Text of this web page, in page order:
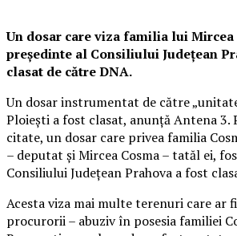
Un dosar care viza familia lui Mircea
preşedinte al Consiliului Judeţean
clasat de către DNA.
Un dosar instrumentat de către
Ploieşti a fost clasat, anunţă Antena 3.
citate, un dosar care privea familia
– deputat şi Mircea Cosma – tatăl ei,
Consiliului Judeţean Prahova a fost
Acesta viza mai multe terenuri care ar
procurorii – abuziv în posesia familiei